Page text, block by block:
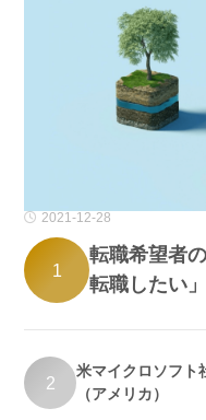
2021-12-28
1
転職希望者
転職したい
2
米マイクロソフ
（アメリカ）